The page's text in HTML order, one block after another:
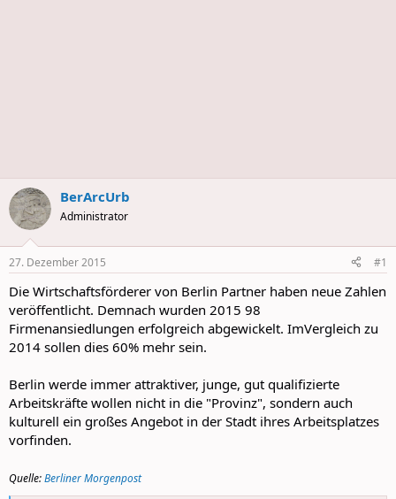
BerArcUrb
Administrator
27. Dezember 2015 #1
Die Wirtschaftsförderer von Berlin Partner haben neue Zahlen
veröffentlicht. Demnach wurden 2015 98
Firmenansiedlungen erfolgreich abgewickelt. ImVergleich zu
2014 sollen dies 60% mehr sein.
Berlin werde immer attraktiver, junge, gut qualifizierte
Arbeitskräfte wollen nicht in die "Provinz", sondern auch
kulturell ein großes Angebot in der Stadt ihres Arbeitsplatzes
vorfinden.
Quelle:Berliner Morgenpost